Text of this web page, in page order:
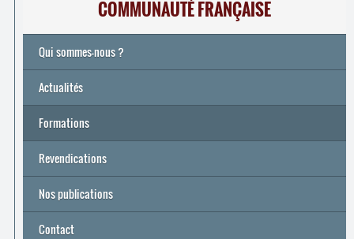
COMMUNAUTÉ FRANÇAISE
Qui sommes-nous ?
Actualités
Formations
Archives
Université de printemps 2026
Revendications
Nos publications
Contact